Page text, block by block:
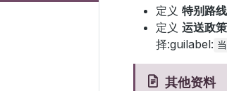
定义 特别路线
定义 运送政策
择:guilabel:
其他资料